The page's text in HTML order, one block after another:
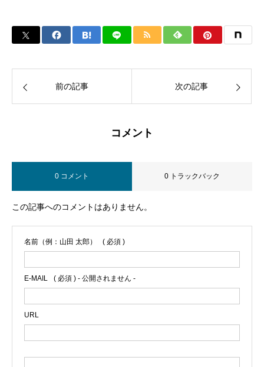
前の記事 次の記事
コメント
0 コメント 0 トラックバック
この記事へのコメントはありません。
名前（例：山田 太郎） ( 必須 )
E-MAIL ( 必須 ) - 公開されません -
URL